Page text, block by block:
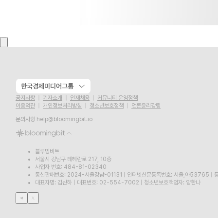
한국경제미디어그룹
공지사항 기자소개 인재채용
커뮤니티 운영정책
이용약관
개인정보처리방침 청소년보호정책
언론윤리강령
문의사항 help@bloomingbit.io
블루밍비트
서울시 강남구 테헤란로 217, 10층
사업자 번호: 484-81-02340
통신판매번호: 2024-서울강남-01131
인터넷신문등록번호: 서울,아53765
대표자명: 김산하
대표번호: 02-554-7002 청소년보호책임자: 양한나